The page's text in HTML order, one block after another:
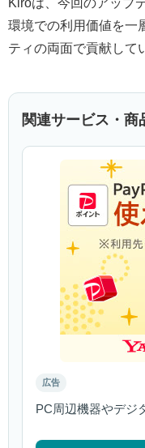
Kiroは、今回のアップ
環境での利用価値を一
ティの両面で貢献して
関連サービス・商
広告
PC周辺機器やデジ